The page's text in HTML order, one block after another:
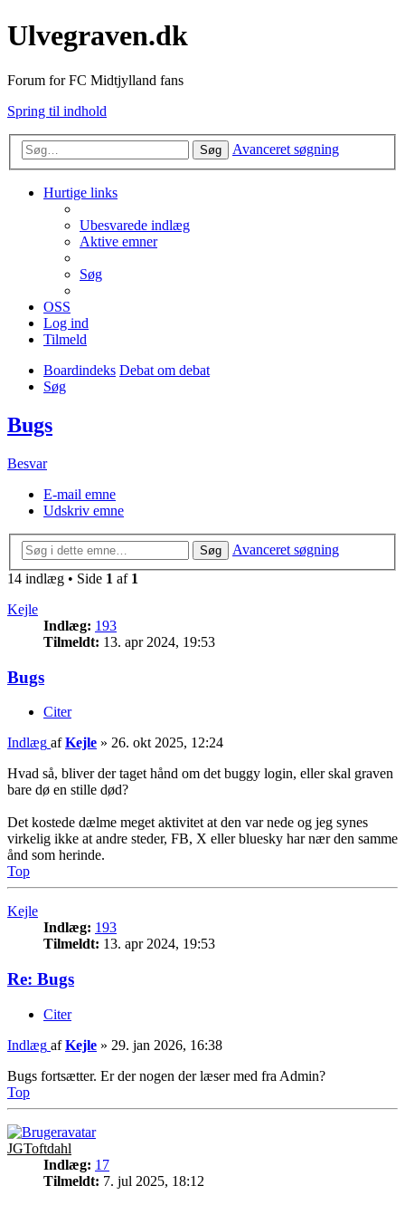
Ulvegraven.dk
Forum for FC Midtjylland fans
Spring til indhold
Søg Avanceret søgning
Hurtige links
Ubesvarede indlæg
Aktive emner
Søg
OSS
Log ind
Tilmeld
Boardindeks Debat om debat
Søg
Bugs
Besvar
E-mail emne
Udskriv emne
Søg
Avanceret søgning
14 indlæg • Side 1 af 1
Kejle
Indlæg: 193
Tilmeldt: 13. apr 2024, 19:53
Bugs
Citer
Indlæg afKejle » 26. okt 2025, 12:24
Hvad så, bliver der taget hånd om det buggy login, eller skal graven
bare dø en stille død?
Det kostede dælme meget aktivitet at den var nede og jeg synes
virkelig ikke at andre steder, FB, X eller bluesky har nær den samme
ånd som herinde.
Top
Kejle
Indlæg: 193
Tilmeldt: 13. apr 2024, 19:53
Re: Bugs
Citer
Indlæg afKejle » 29. jan 2026, 16:38
Bugs fortsætter. Er der nogen der læser med fra Admin?
Top
JGToftdahl
Indlæg: 17
Tilmeldt: 7. jul 2025, 18:12